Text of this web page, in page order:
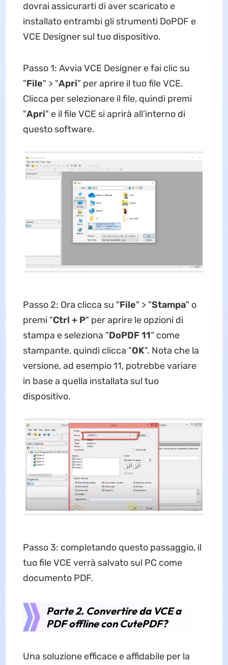
dovrai assicurarti di aver scaricato e
installato entrambi gli strumenti DoPDF e
VCE Designer sul tuo dispositivo.
Passo 1: Avvia VCE Designer e fai clic su
"File" > "Apri" per aprire il tuo file VCE.
Clicca per selezionare il file, quindi premi
"Apri" e il file VCE si aprirà all’interno di
questo software.
Passo 2: Ora clicca su "File" > "Stampa" o
premi "Ctrl + P" per aprire le opzioni di
stampa e seleziona "DoPDF 11" come
stampante, quindi clicca "OK". Nota che la
versione, ad esempio 11, potrebbe variare
in base a quella installata sul tuo
dispositivo.
Passo 3: completando questo passaggio, il
tuo file VCE verrà salvato sul PC come
documento PDF.
Parte 2. Convertire da VCE a
PDF offline con CutePDF?
Una soluzione efficace e affidabile per la